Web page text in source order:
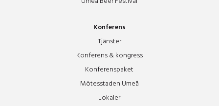
Konferens
Tjänster
Konferens & kongress
Konferenspaket
Mötesstaden Umeå
Lokaler